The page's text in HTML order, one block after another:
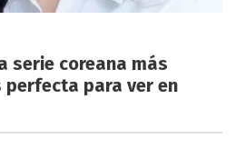
serie coreana más
perfecta para ver en